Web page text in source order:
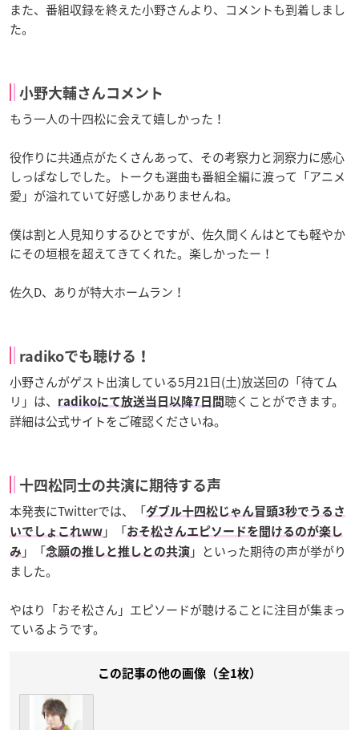
また、番組収録を終えた小野さんより、コメントも到着しまし
た。
小野大輔さんコメント
もう一人の十四松に会えて嬉しかった！
役作りに共通点がたくさんあって、その考察力と洞察力に感心
しっぱなしでした。トークも選曲も番組全編に渡って「アニメ
愛」が溢れていて好感しかありませんね。
僕は割と人見知りするひとですが、佐久間くんはとても軽やか
にその垣根を超えてきてくれた。楽しかったー！
佐久D、ありが特大ホームラン！
radikoでも聴ける！
小野さんがゲスト出演している5月21日(土)放送回の「待てム
リ」は、
radikoにて放送当日以降7日間 聴くことができます。
詳細は公式サイトをご確認くださいね。
十四松同士の共演に期待する声
本発表にTwitterでは、「ダブル十四松じゃん冒頭3秒でうるさ
いでしょこれww 」「おそ松さんエピソードを聞けるのが楽し
み 」「念願の推しと推しとの共演 」といった期待の声が挙がり
ました。
やはり「おそ松さん」エピソードが聴けることに注目が集まっ
ているようです。
この記事の他の画像（全1枚）